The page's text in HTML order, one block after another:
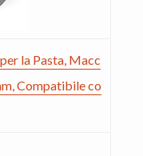
la Pasta, Macc
Compatibile co